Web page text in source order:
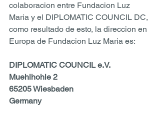
colaboracion entre Fundacion Luz
Maria y el DIPLOMATIC COUNCIL DC,
como resultado de esto, la direccion en
Europa de Fundacion Luz Maria es:
DIPLOMATIC COUNCIL e.V.
Muehlhohle 2
65205 Wiesbaden
Germany